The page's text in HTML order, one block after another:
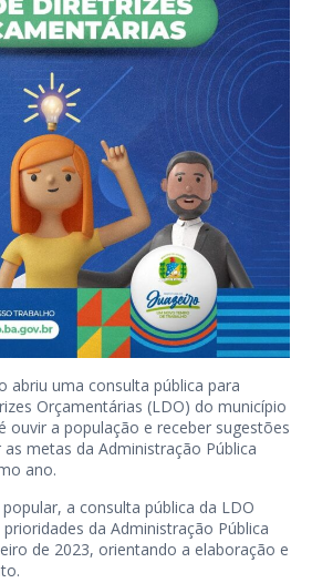
abriu uma consulta pública para
Orçamentárias (LDO) do município
ouvir a população e receber sugestões
metas da Administração Pública
ano.
a consulta pública da LDO
da Administração Pública
de 2023, orientando a elaboração e